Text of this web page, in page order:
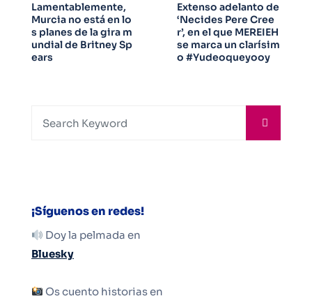
Lamentablemente,
Murcia no está en lo
s planes de la gira m
undial de Britney Sp
ears
Extenso adelanto de
‘Necides Pere Cree
r’, en el que MEREIEH
se marca un clarísim
o #Yudeoqueyooy
¡Síguenos en redes!
Doy la pelmada en
Bluesky
Os cuento historias en